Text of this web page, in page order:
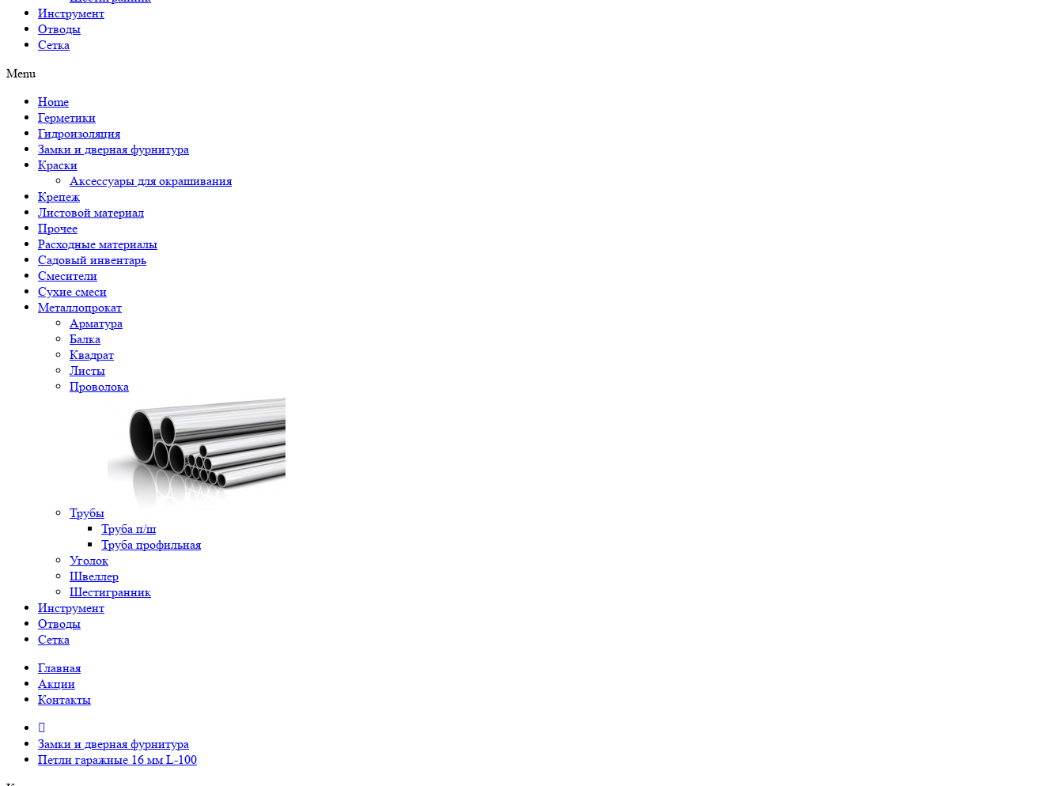
Инструмент
Отводы
Сетка
Menu
Home
Герметики
Гидроизоляция
Замки и дверная фурнитура
Краски
Аксессуары для окрашивания
Крепеж
Листовой материал
Прочее
Расходные материалы
Садовый инвентарь
Смесители
Сухие смеси
Металлопрокат
Арматура
Балка
Квадрат
Листы
Проволока
Трубы
Труба п/ш
Труба профильная
Уголок
Швеллер
Шестигранник
Инструмент
Отводы
Сетка
Главная
Акции
Контакты
Замки и дверная фурнитура
Петли гаражные 16 мм L-100